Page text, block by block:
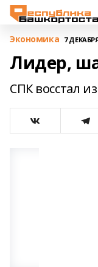
Экономика 7 ДЕКАБРЯ
Лидер,
СПК восстал